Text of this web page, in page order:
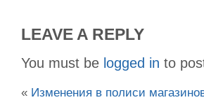
LEAVE A REPLY
You must be logged in to
« Изменения в полиси